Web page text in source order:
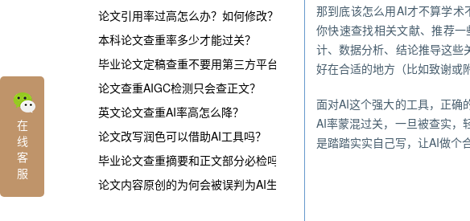
论文引用率过高怎么办？如何修改？
本科论文查重率多少才能过关？
毕业论文定稿查重不要用第三方平台？
论文查重AIGC检测只会查正文？
英文论文查重AI率高怎么降？
论文改写润色可以借助AI工具吗？
毕业论文查重摘要和正文部分必检吗？
论文内容原创的为何会被误判为AI生成？
那到底该怎么用AI才不算学术
你快速查找相关文献、推荐
计、数据分析、结论推导这些
好在合适的地方（比如致谢或
面对AI这个强大的工具，正确
AI率蒙混过关，一旦被查实，
是踏踏实实自己写，让AI做个
在
线
客
服